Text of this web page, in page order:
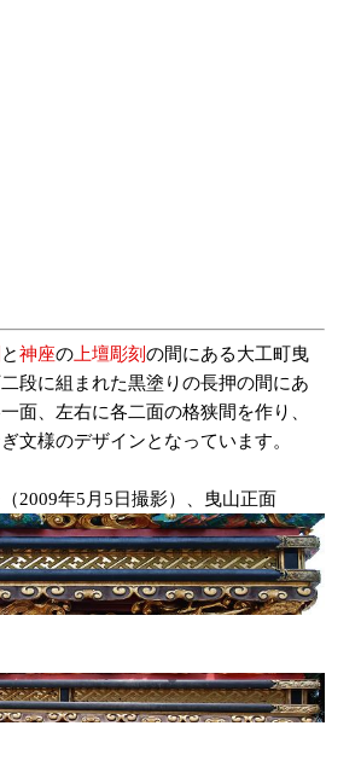
と神座の上壇彫刻の間にある大工町曳
段に組まれた黒塗りの長押の間にあ
面、左右に各二面の格狭間を作り、
文様のデザインとなっています。
2009年5月5日撮影）、曳山正面